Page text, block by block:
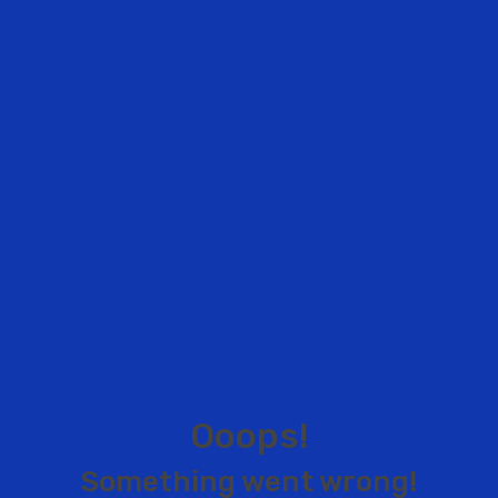
Ooops!
Something went wrong!